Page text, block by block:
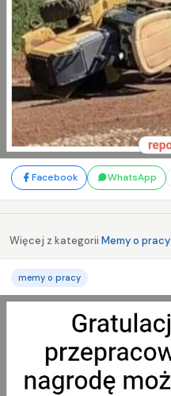
Facebook WhatsApp
Więcej z kategorii Memy o pracy
memy o pracy